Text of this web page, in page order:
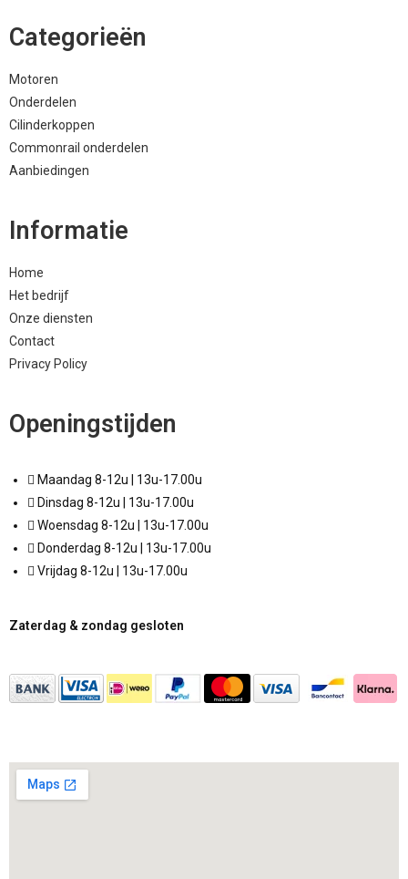
Categorieën
Motoren
Onderdelen
Cilinderkoppen
Commonrail onderdelen
Aanbiedingen
Informatie
Home
Het bedrijf
Onze diensten
Contact
Privacy Policy
Openingstijden
Maandag 8-12u | 13u-17.00u
Dinsdag 8-12u | 13u-17.00u
Woensdag 8-12u | 13u-17.00u
Donderdag 8-12u | 13u-17.00u
Vrijdag 8-12u | 13u-17.00u
Zaterdag & zondag gesloten